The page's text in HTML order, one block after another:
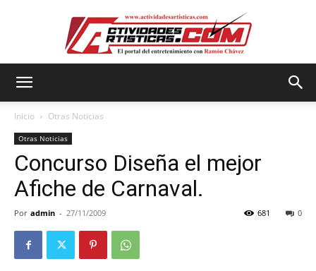
Inicio Otras Noticias
Otras Noticias
Concurso Diseña el mejor
Afiche de Carnaval.
Por admin - 27/11/2009 0
681